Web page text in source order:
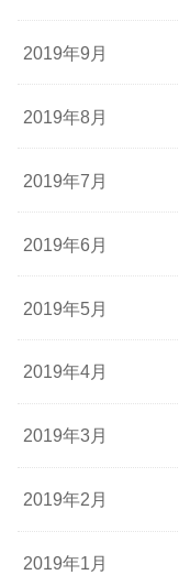
2019年9月
2019年8月
2019年7月
2019年6月
2019年5月
2019年4月
2019年3月
2019年2月
2019年1月